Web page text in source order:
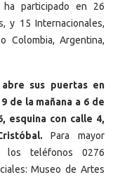
ha participado en 26
y 15 Internacionales,
Colombia, Argentina,
sus puertas en
de la mañana a 6 de
esquina con calle 4,
Para mayor
los teléfonos 0276
Museo de Artes